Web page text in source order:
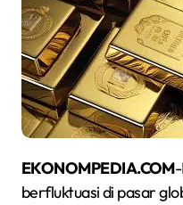
EKONOMPEDIA.COM
berfluktuasi di pasar